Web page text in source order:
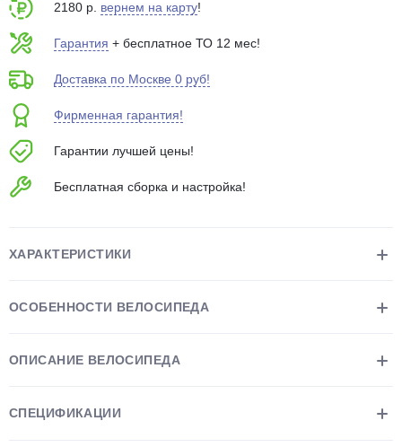
2180 р. вернем на карту!
Гарантия + бесплатное ТО 12 мес!
Доставка по Москве 0 руб!
Фирменная гарантия!
Гарантии лучшей цены!
Бесплатная сборка и настройка!
ХАРАКТЕРИСТИКИ
ОСОБЕННОСТИ ВЕЛОСИПЕДА
ОПИСАНИЕ ВЕЛОСИПЕДА
СПЕЦИФИКАЦИИ
об оплате Плайтом
недели
8 800 302-02-51